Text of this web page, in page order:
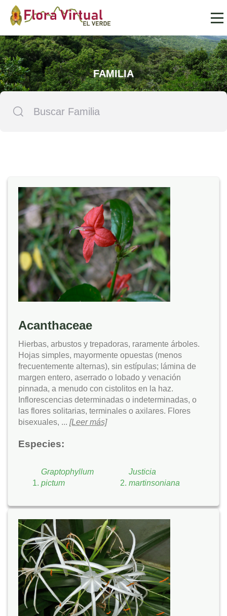
FAMILIA
Acanthaceae
Hierbas, arbustos y trepadoras, raramente árboles.
Hojas simples, mayormente opuestas (menos
frecuentemente alternas), sin estípulas; lámina de
margen entero, aserrado o lobado y venación
pinnada, a menudo con cistolitos en la haz.
Inflorescencias determinadas o indeterminadas, o
las flores solitarias, terminales o axilares. Flores
bisexuales, ... [Leer más]
Especies:
Graptophyllum
pictum
Justicia
martinsoniana